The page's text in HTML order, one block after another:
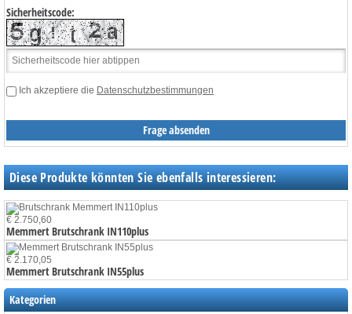
Sicherheitscode:
Ich akzeptiere die Datenschutzbestimmungen
Diese Produkte könnten Sie ebenfalls interessieren:
€ 2.750,60
Memmert Brutschrank IN110plus
€ 2.170,05
Memmert Brutschrank IN55plus
Kategorien